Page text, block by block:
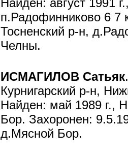
Найден: август 1991
п.Радофинниково 6 7
Тосненский р-н,
Челны.
ИСМАГИЛОВ Сатьяк
Курнигарский р-н,
Найден: май 1989 г.,
Бор. Захоронен:
д.Мясной Бор.